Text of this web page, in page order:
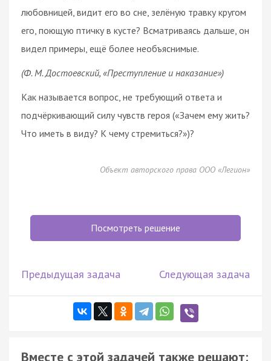
любовницей, видит его во сне, зелёную травку кругом
его, поющую птичку в кусте? Всматриваясь дальше, он
видел примеры, ещё более необъяснимые.
(Ф. М. Достоевский, «Преступление и наказание»)
Как называется вопрос, не требующий ответа и
подчёркивающий силу чувств героя («Зачем ему жить?
Что иметь в виду? К чему стремиться?»)?
Объект авторского права ООО «Легион»
Посмотреть решение
Предыдущая задача Следующая задача
Вместе с этой задачей также решают: